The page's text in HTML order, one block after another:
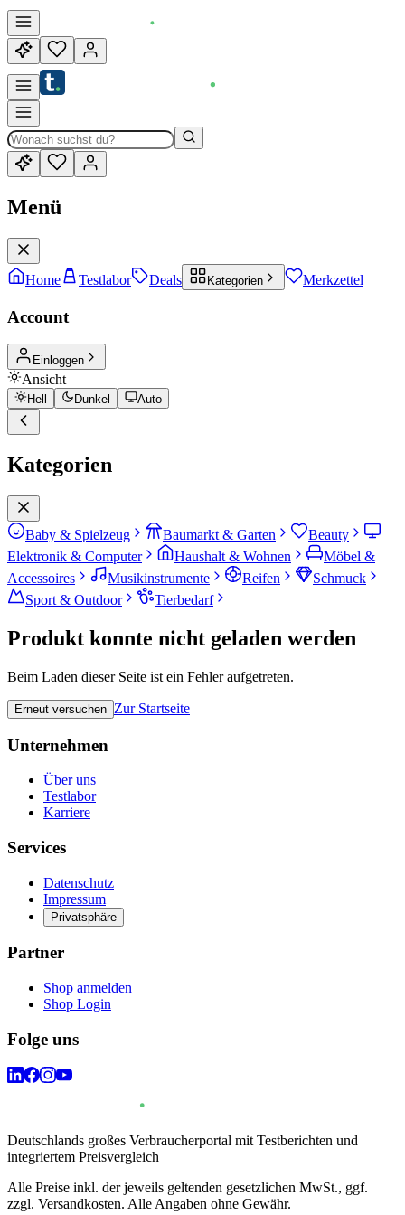
Menü
Home Testlabor Deals Kategorien Merkzettel
Account
Einloggen
Ansicht
Hell Dunkel Auto
Kategorien
Baby & Spielzeug Baumarkt & Garten
Beauty
Elektronik & Computer
Haushalt & Wohnen
Möbel &
Accessoires
Musikinstrumente Reifen
Schmuck
Sport & Outdoor
Tierbedarf
Produkt konnte nicht geladen werden
Beim Laden dieser Seite ist ein Fehler aufgetreten.
Erneut versuchen Zur Startseite
Unternehmen
Über uns
Testlabor
Karriere
Services
Datenschutz
Impressum
Privatsphäre
Partner
Shop anmelden
Shop Login
Folge uns
Deutschlands großes Verbraucherportal mit Testberichten und
integriertem Preisvergleich
Alle Preise inkl. der jeweils geltenden gesetzlichen MwSt., ggf.
zzgl. Versandkosten. Alle Angaben ohne Gewähr.